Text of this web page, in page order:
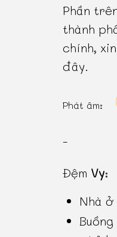
Phần
thành
chính,
đây.
Phát âm:
-
Đệm Vy:
Nhà ở